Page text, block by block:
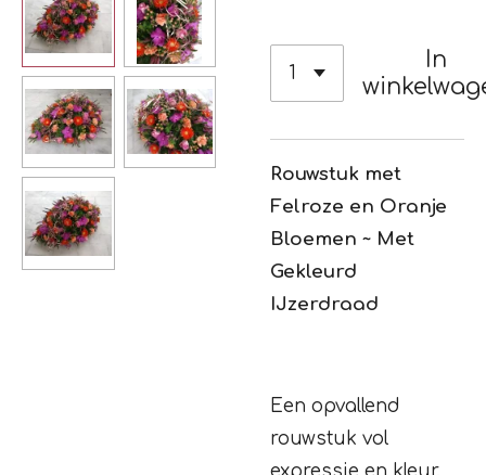
In
Rouwstuk met
Felroze en Oranje
Bloemen ~ Met
Gekleurd
IJzerdraad
Een opvallend
rouwstuk vol